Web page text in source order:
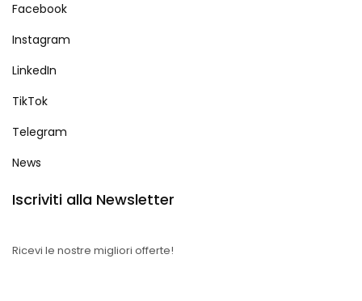
Facebook
Instagram
LinkedIn
TikTok
Telegram
News
Iscriviti alla Newsletter
Ricevi le nostre migliori offerte!